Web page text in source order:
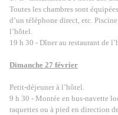
Toutes les chambres sont
d’un téléphone direct, etc.
l’hôtel.
19 h 30 - Dîner au restaurant de
Dimanche 27 février
Petit-déjeuner à l’hôtel.
9 h 30 - Montée en bus-navette
raquettes ou à pied en direction